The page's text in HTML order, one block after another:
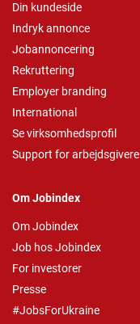
Din kundeside
Indryk annonce
Jobannoncering
Rekruttering
Employer branding
International
Se virksomhedsprofil
Support for arbejdsgivere
Om Jobindex
Om Jobindex
Job hos Jobindex
For investorer
Presse
#JobsForUkraine